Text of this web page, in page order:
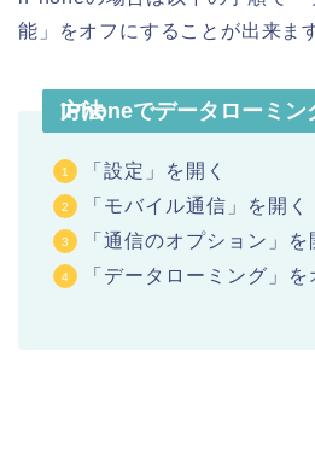
能」をオフにすることが出来ま
iPhoneでデータローミング機能をオフにする方法
「設定」を開く
「モバイル通信」を開く
「通信のオプション」を
「データローミング」